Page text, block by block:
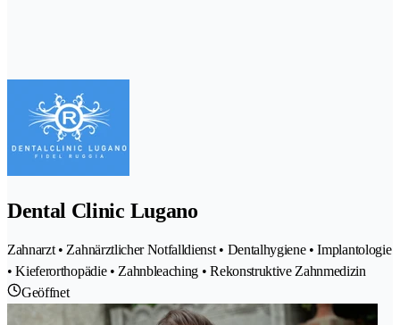
Dental Clinic Lugano
Zahnarzt • Zahnärztlicher Notfalldienst • Dentalhygiene • Implantologie
• Kieferorthopädie • Zahnbleaching • Rekonstruktive Zahnmedizin
Geöffnet